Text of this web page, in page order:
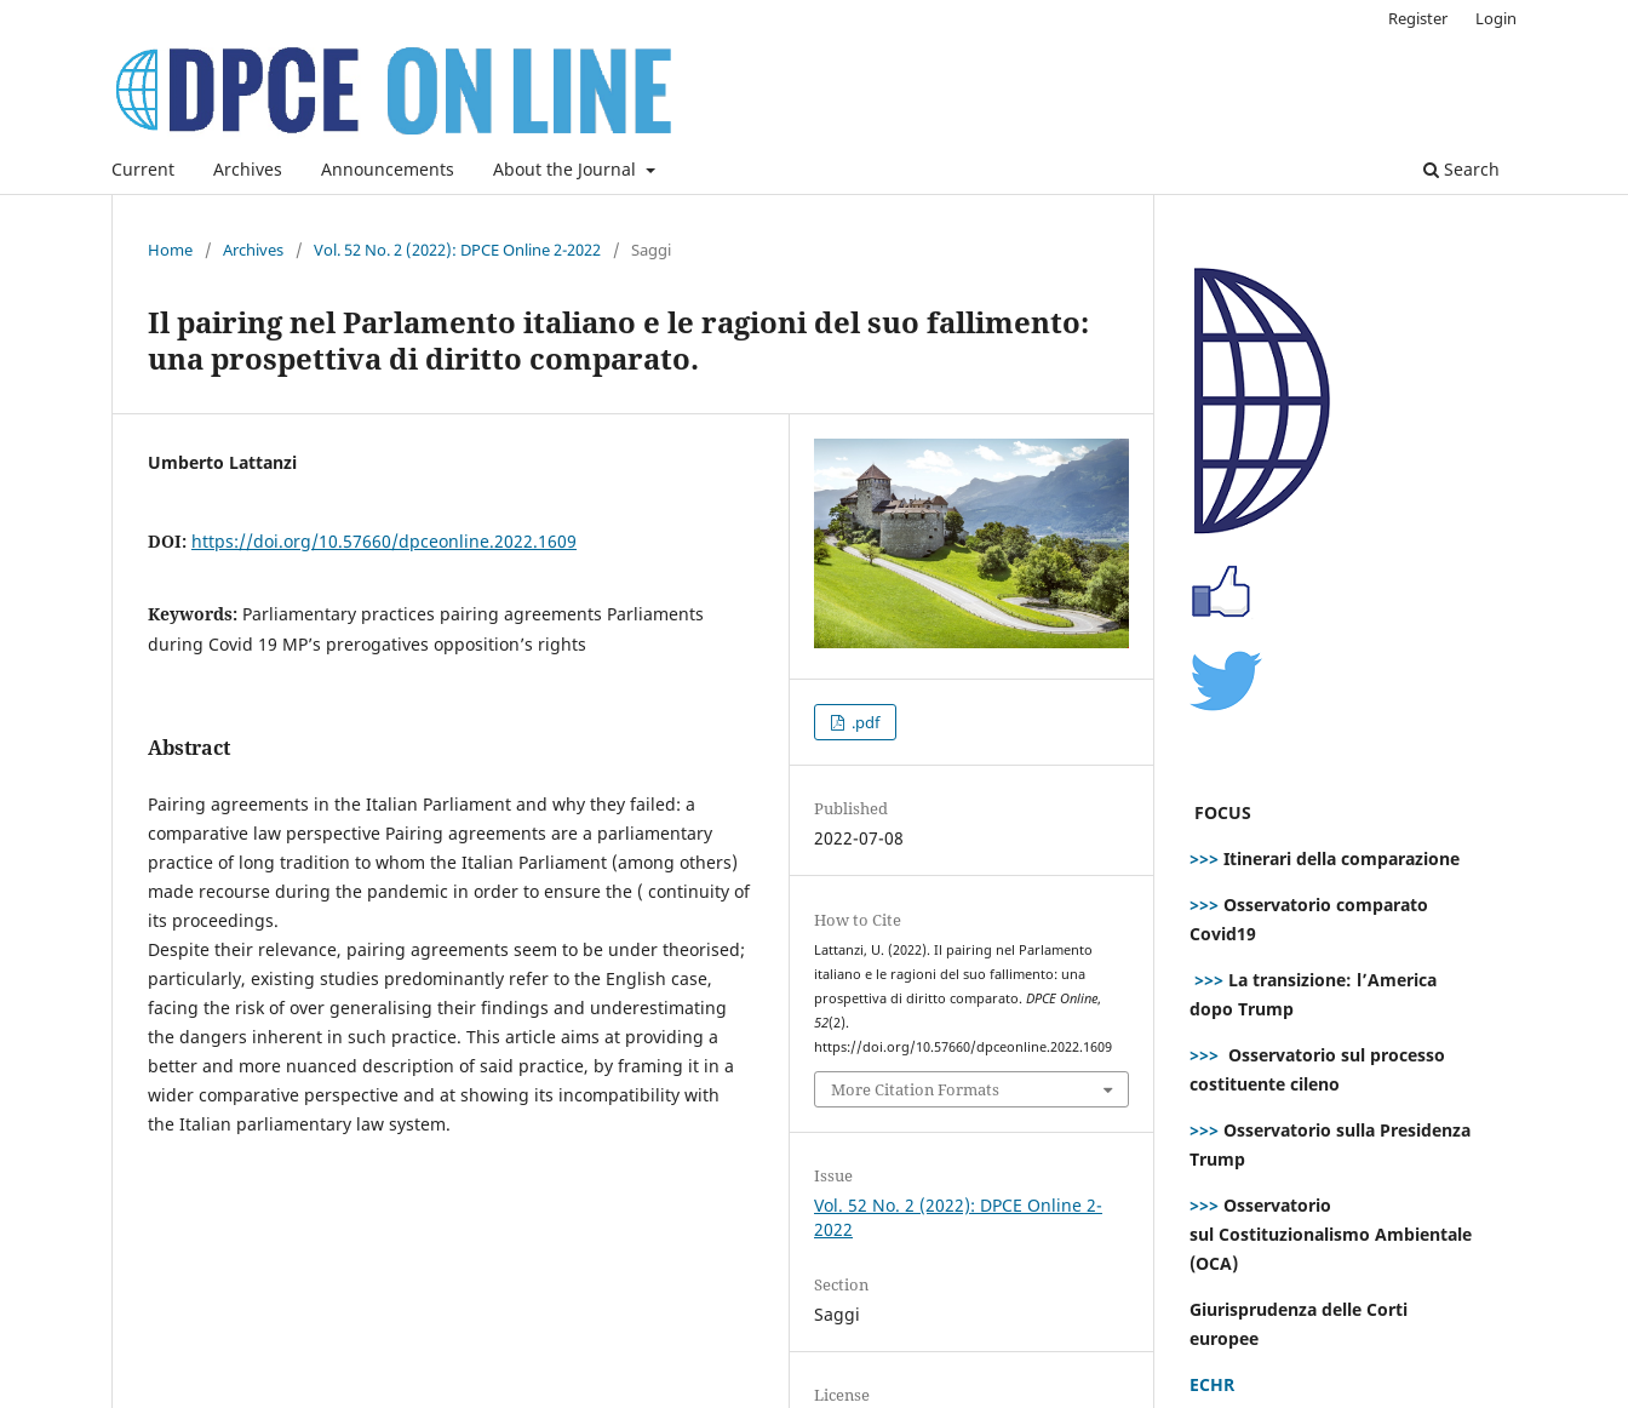
Current Archives Announcements About the Journal Search
Register Login
Home / Archives / Vol. 52 No. 2 (2022): DPCE Online 2-2022 / Saggi
Il pairing nel Parlamento italiano e le ragioni del suo fallimento:
una prospettiva di diritto comparato.
Umberto Lattanzi
DOI: https://doi.org/10.57660/dpceonline.2022.1609
Keywords: Parliamentary practices pairing agreements Parliaments
during Covid 19 MP’s prerogatives opposition’s rights
Abstract
Pairing agreements in the Italian Parliament and why they failed: a
comparative law perspective Pairing agreements are a parliamentary
practice of long tradition to whom the Italian Parliament (among others)
made recourse during the pandemic in order to ensure the ( continuity of
its proceedings.
Despite their relevance, pairing agreements seem to be under theorised;
particularly, existing studies predominantly refer to the English case,
facing the risk of over generalising their findings and underestimating
the dangers inherent in such practice. This article aims at providing a
better and more nuanced description of said practice, by framing it in a
wider comparative perspective and at showing its incompatibility with
the Italian parliamentary law system.
.pdf
Published
2022-07-08
How to Cite
Lattanzi, U. (2022). Il pairing nel Parlamento
italiano e le ragioni del suo fallimento: una
prospettiva di diritto comparato.DPCE Online,
52(2).
https://doi.org/10.57660/dpceonline.2022.1609
More Citation Formats
Issue
Vol. 52 No. 2 (2022): DPCE Online 2-
2022
Section
Saggi
License
FOCUS
>>> Itinerari della comparazione
>>> Osservatorio comparato
Covid19
>>> La transizione: l’America
dopo Trump
>>> Osservatorio sul processo
costituente cileno
>>> Osservatorio sulla Presidenza
Trump
>>> Osservatorio
sul Costituzionalismo Ambientale
(OCA)
Giurisprudenza delle Corti
europee
ECHR